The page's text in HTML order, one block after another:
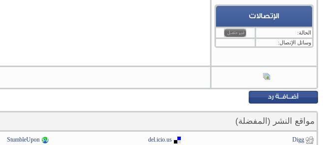
الإتصالات
الحالة:
وسائل الإتصال:
مواقع النشر (المفضلة)
Digg
del.icio.us
StumbleUpon